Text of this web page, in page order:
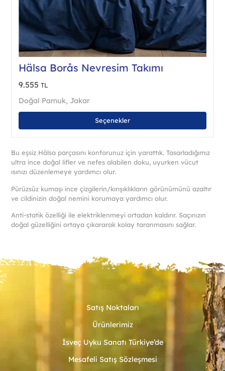
Hälsa Borås Nevresim Takımı
9.555 TL
Doğal Pamuk, Jakar
Seçenekler
Bu
ürün
Bu eşsiz Hälsa parçasını konforunuz için yarattık. Tasarladığımız
ultra ince doğal lifler ve nefes alabilen doku, uyurken vücut
ısınızı düzenlemeye yardımcı olur.
Pürüzsüz kumaşı ince çizgilerin/kırışıklıkların görünümünü azaltır
ve cildinizin doğal nemini korumaya yardımcı olur.
Anti-statik özelliği ile elektriklenmeyi ortadan kaldırır. Saçınızın
doğal güzelliğini ortaya çıkararak kolay taranmasını sağlar.
Satış Noktaları
Ürünlerimiz
İsveç Uyku Sanatı Türkiye’de
Mesafeli Satış Sözleşmesi